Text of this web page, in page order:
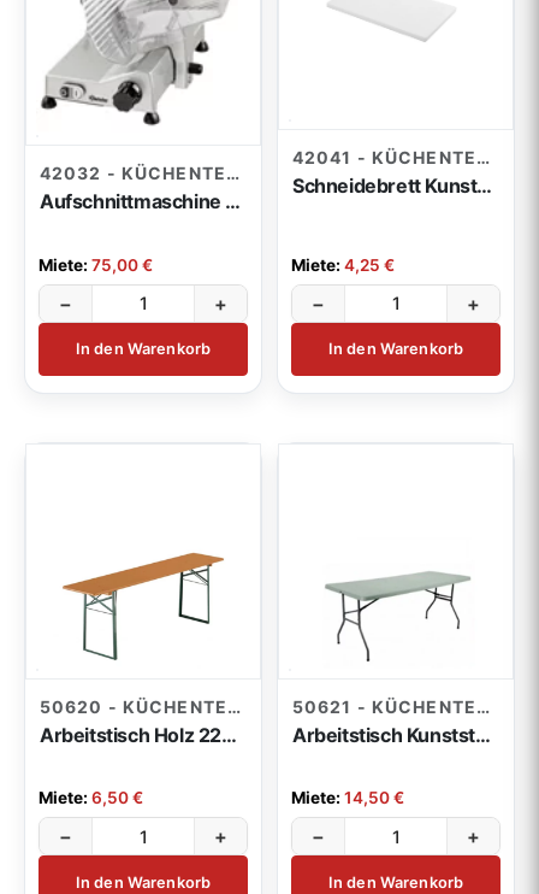
42032 - KÜCHENTECHNIK
Aufschnittmaschine Classic/Alu poliert
Miete:75,00 €
− +
In den Warenkorb
42041 - KÜCHENTECHNIK
Schneidebrett Kunststoff 50x30cm weiß
Miete:4,25 €
− +
In den Warenkorb
50620 - KÜCHENTECHNIK
Arbeitstisch Holz 220x50cm
Miete:6,50 €
− +
In den Warenkorb
50621 - KÜCHENTECHNIK
Arbeitstisch Kunststoff 182x76cm
Miete:14,50 €
− +
In den Warenkorb